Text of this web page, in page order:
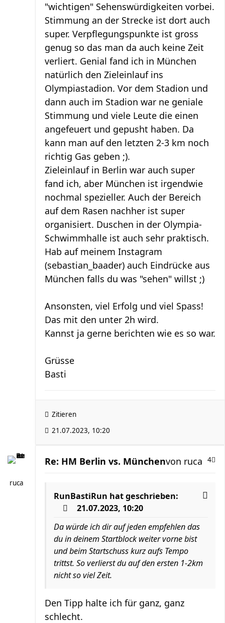
"wichtigen" Sehenswürdigkeiten vorbei.
Stimmung an der Strecke ist dort auch
super. Verpflegungspunkte ist gross
genug so das man da auch keine Zeit
verliert. Genial fand ich in München
natürlich den Zieleinlauf ins
Olympiastadion. Vor dem Stadion und
dann auch im Stadion war ne geniale
Stimmung und viele Leute die einen
angefeuert und gepusht haben. Da
kann man auf den letzten 2-3 km noch
richtig Gas geben ;).
Zieleinlauf in Berlin war auch super
fand ich, aber München ist irgendwie
nochmal spezieller. Auch der Bereich
auf dem Rasen nachher ist super
organisiert. Duschen in der Olympia-
Schwimmhalle ist auch sehr praktisch.
Hab auf meinem Instagram
(sebastian_baader) auch Eindrücke aus
München falls du was "sehen" willst ;)
Ansonsten, viel Erfolg und viel Spass!
Das mit den unter 2h wird.
Kannst ja gerne berichten wie es so war.
Grüsse
Basti
Zitieren
21.07.2023, 10:20
ruca
Re: HM Berlin vs. München 4
von ruca
RunBastiRun hat geschrieben:
21.07.2023, 10:20
Da würde ich dir auf jeden empfehlen das
du in deinem Startblock weiter vorne bist
und beim Startschuss kurz aufs Tempo
trittst. So verlierst du auf den ersten 1-2km
nicht so viel Zeit.
Den Tipp halte ich für ganz, ganz
schlecht.